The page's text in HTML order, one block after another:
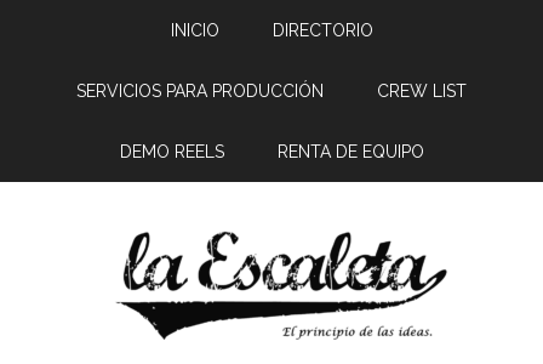
INICIO DIRECTORIO
SERVICIOS PARA PRODUCCIÓN CREW LIST
DEMO REELS RENTA DE EQUIPO